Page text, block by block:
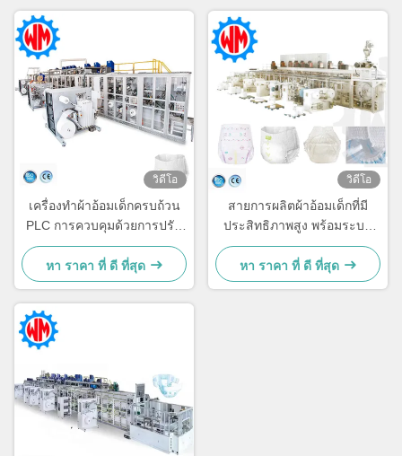
วิดีโอ
เครื่องทําผ้าอ้อมเด็กครบถ้วน
PLC การควบคุมด้วยการปรับ
แต่งมืออาชีพ
หา ราคา ที่ ดี ที่สุด
วิดีโอ
สายการผลิตผ้าอ้อมเด็กที่มี
ประสิทธิภาพสูง พร้อมระบบ
บรรจุสินค้าที่ฉลาด
หา ราคา ที่ ดี ที่สุด